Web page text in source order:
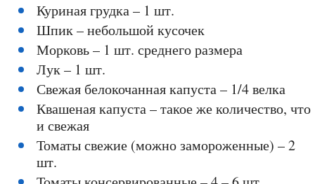
Куриная грудка – 1 шт.
Шпик – небольшой кусочек
Морковь – 1 шт. среднего размера
Лук – 1 шт.
Свежая белокочанная капуста – 1/4 велка
Квашеная капуста – такое же количество, что
и свежая
Томаты свежие (можно замороженные) – 2
шт.